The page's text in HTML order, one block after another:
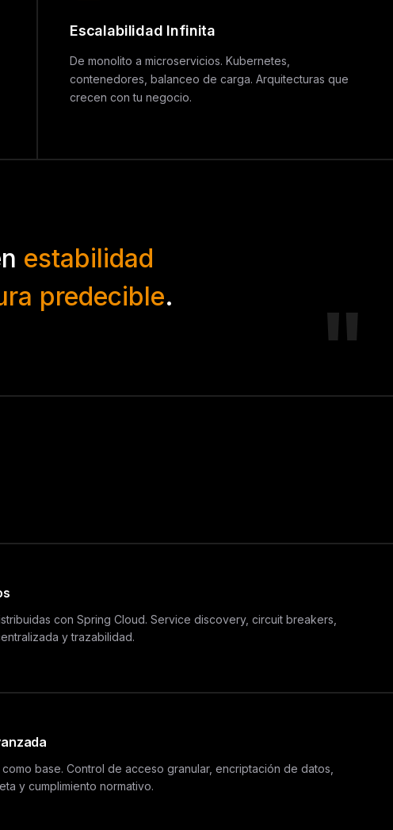
Escalabilidad Infinita
De monolito a microservicios. Kubernetes,
contenedores, balanceo de carga. Arquitecturas que
crecen con tu negocio.
estabilidad
predecible.
con Spring Cloud. Service discovery, circuit breakers,
y trazabilidad.
base. Control de acceso granular, encriptación de datos,
y cumplimiento normativo.